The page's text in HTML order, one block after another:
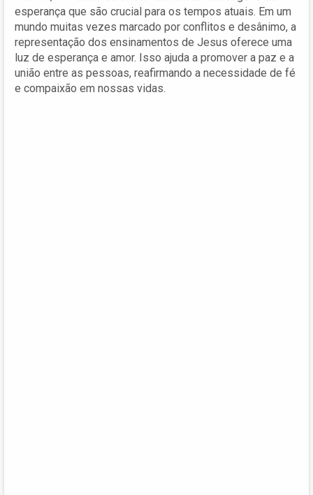
esperança que são crucial para os tempos atuais. Em um
mundo muitas vezes marcado por conflitos e desânimo, a
representação dos ensinamentos de Jesus oferece uma
luz de esperança e amor. Isso ajuda a promover a paz e a
união entre as pessoas, reafirmando a necessidade de fé
e compaixão em nossas vidas.